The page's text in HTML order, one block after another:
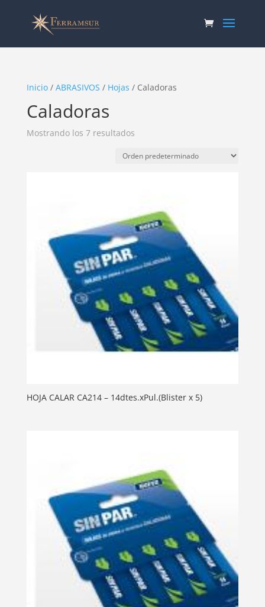
Inicio/ ABRASIVOS / Hojas / Caladoras
Caladoras
Mostrando los 7 resultados
HOJA CALAR CA214 – 14dtes.xPul.(Blister x 5)